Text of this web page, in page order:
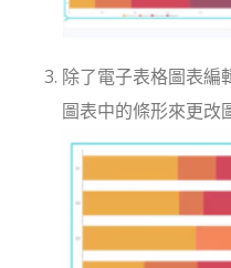
除了電子表格圖表編
圖表中的條形來更改